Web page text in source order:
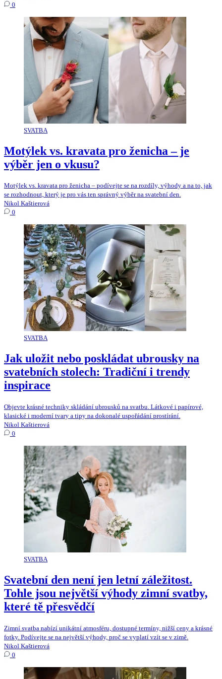
0
SVATBA
Motýlek vs. kravata pro ženicha – je
výběr jen o vkusu?
Motýlek vs. kravata pro ženicha – podívejte se na rozdíly, výhody a na to, jak
se rozhodnout, který je pro vás ten správný výběr na svatební den.
Nikol Kaštierová
0
SVATBA
Jak uložit nebo poskládat ubrousky na
svatebních stolech: Tradiční i trendy
inspirace
Objevte krásné techniky skládání ubrousků na svatbu. Látkové i papírové,
klasické i moderní tvary a tipy na dokonalé uspořádání prostírání.
Nikol Kaštierová
0
SVATBA
Svatební den není jen letní záležitost.
Tohle jsou největší výhody zimní svatby,
které tě přesvědčí
Zimní svatba nabízí unikátní atmosféru, dostupné termíny, nižší ceny a krásné
fotky. Podívejte se na největší výhody, proč se vyplatí vzít se v zimě.
Nikol Kaštierová
0